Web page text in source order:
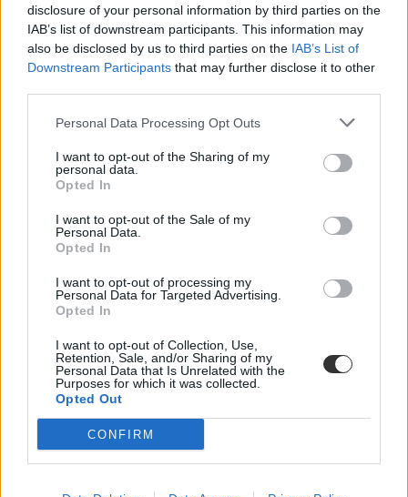
disclosure of your personal information by third parties on the
IAB’s list of downstream participants. This information may
also be disclosed by us to third parties on the IAB’s List of
Downstream Participants that may further disclose it to other
Personal Data Processing Opt Outs
I want to opt-out of the Sharing of my
personal data.
Opted In
I want to opt-out of the Sale of my
Personal Data.
Opted In
I want to opt-out of processing my
Personal Data for Targeted Advertising.
Opted In
I want to opt-out of Collection, Use,
Retention, Sale, and/or Sharing of my
Personal Data that Is Unrelated with the
Purposes for which it was collected.
Opted Out
CONFIRM
efott fellépők 2020
campus life